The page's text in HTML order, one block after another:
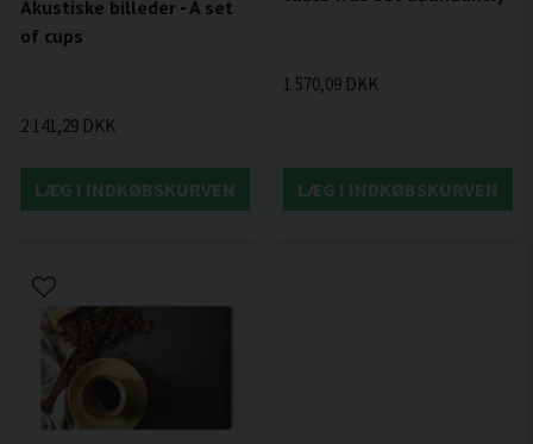
Akustiske billeder - A set
of cups
2 141,29 DKK
LÆG I INDKØBSKURVEN
1 570,09 DKK
LÆG I INDKØBSKURVEN